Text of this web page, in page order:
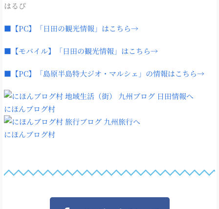
はるぴ
■【PC】「日田の観光情報」はこちら→
■【モバイル】「日田の観光情報」はこちら→
■【PC】「島原半島特大ジオ・マルシェ」の情報はこちら→
にほんブログ村
にほんブログ村